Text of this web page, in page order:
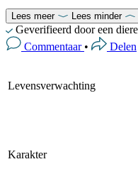
Lees meer Lees minder
Geverifieerd door een
Commentaar • Delen
Levensverwachting
Karakter